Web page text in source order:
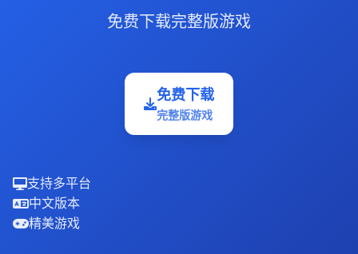
免费下载完整版游戏
免费下载
完整版游戏
支持多平台
中文版本
精美游戏